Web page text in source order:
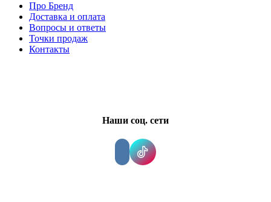
Про Бренд
Доставка и оплата
Вопросы и ответы
Точки продаж
Контакты
Наши соц. сети